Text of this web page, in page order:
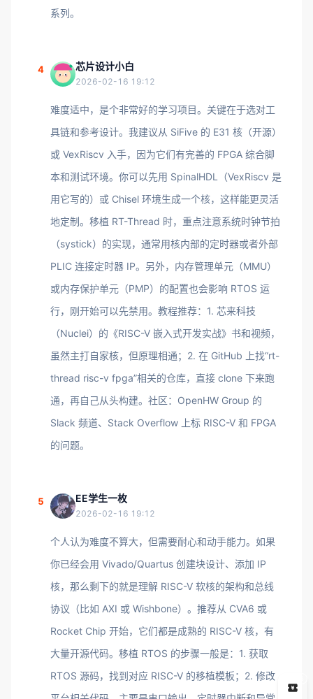
系列。
4 芯片设计小白
2026-02-16 19:12
难度适中，是个非常好的学习项目。关键在于选对工
具链和参考设计。我建议从 SiFive 的 E31 核（开源）
或 VexRiscv 入手，因为它们有完善的 FPGA 综合脚
本和测试环境。你可以先用 SpinalHDL（VexRiscv 是
用它写的）或 Chisel 环境生成一个核，这样能更灵活
地定制。移植 RT-Thread 时，重点注意系统时钟节拍
（systick）的实现，通常用核内部的定时器或者外部
PLIC 连接定时器 IP。另外，内存管理单元（MMU）
或内存保护单元（PMP）的配置也会影响 RTOS 运
行，刚开始可以先禁用。教程推荐：1. 芯来科技
（Nuclei）的《RISC-V 嵌入式开发实战》书和视频，
虽然主打自家核，但原理相通；2. 在 GitHub 上找“rt-
thread risc-v fpga”相关的仓库，直接 clone 下来跑
通，再自己从头构建。社区：OpenHW Group 的
Slack 频道、Stack Overflow 上标 RISC-V 和 FPGA
的问题。
5 EE学生一枚
2026-02-16 19:12
个人认为难度不算大，但需要耐心和动手能力。如果
你已经会用 Vivado/Quartus 创建块设计、添加 IP
核，那么剩下的就是理解 RISC-V 软核的架构和总线
协议（比如 AXI 或 Wishbone）。推荐从 CVA6 或
Rocket Chip 开始，它们都是成熟的 RISC-V 核，有
大量开源代码。移植 RTOS 的步骤一般是：1. 获取
RTOS 源码，找到对应 RISC-V 的移植模板；2. 修改